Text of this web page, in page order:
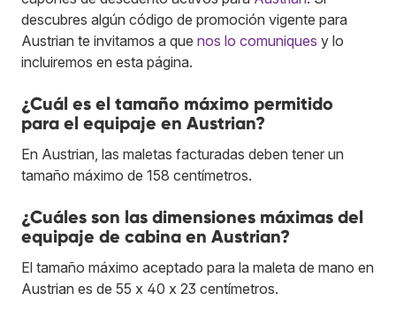
descubres algún código de promoción vigente para
Austrian te invitamos a que nos lo comuniques y lo
incluiremos en esta página.
¿Cuál es el tamaño máximo permitido
para el equipaje en Austrian?
En Austrian, las maletas facturadas deben tener un
tamaño máximo de 158 centímetros.
¿Cuáles son las dimensiones máximas del
equipaje de cabina en Austrian?
El tamaño máximo aceptado para la maleta de mano en
Austrian es de 55 x 40 x 23 centímetros.